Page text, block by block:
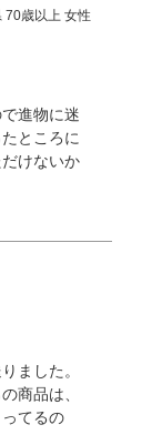
70歳以上 女性
進物に迷
ところに
けないか
ました。
商品は、
てるの